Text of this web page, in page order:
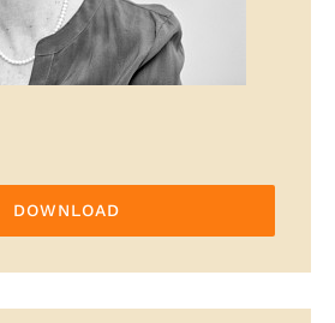
DOWNLOAD